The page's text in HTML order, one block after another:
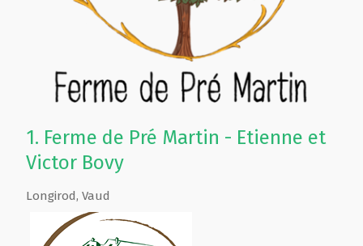
1. Ferme de Pré Martin - Etienne et
Victor Bovy
Longirod, Vaud